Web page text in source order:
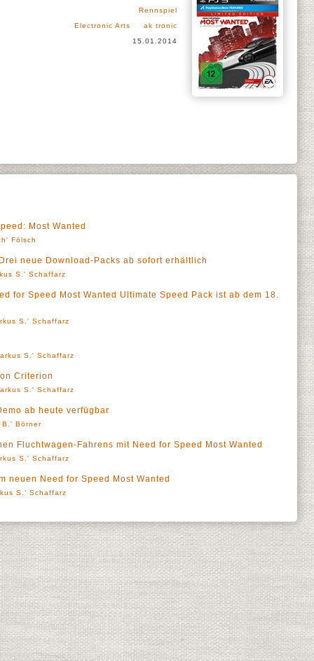
Rennspiel
Electronic Arts
ak tronic
15.01.2014
Most Wanted
Fölsch
neue Download-Packs ab sofort erhältlich
S.' Schaffarz
for Speed Most Wanted Ultimate Speed Pack ist ab dem 18.
S.' Schaffarz
S.' Schaffarz
Criterion
S.' Schaffarz
ab heute verfügbar
B.' Börner
Fluchtwagen-Fahrens mit Need for Speed Most Wanted
S.' Schaffarz
neuen Need for Speed Most Wanted
S.' Schaffarz